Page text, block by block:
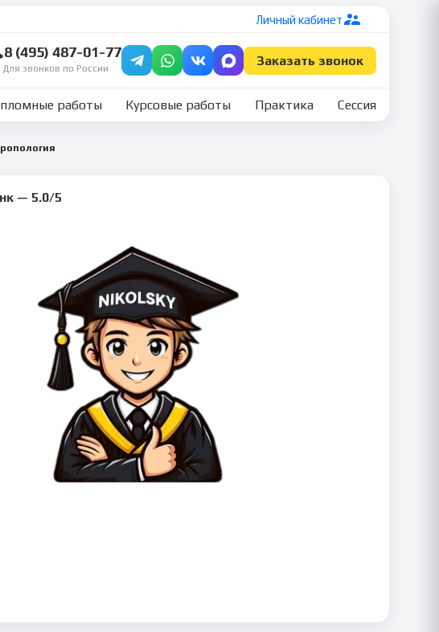
Личный кабинет
8 (495) 487-01-77
Для звонков по России
Заказать звонок
работы Курсовые работы Практика Сессия
— 5.0/5